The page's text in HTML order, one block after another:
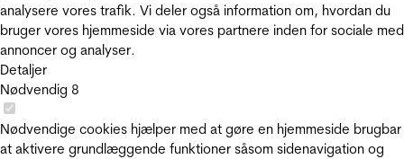
analysere vores trafik. Vi deler også information om, hvordan du
bruger vores hjemmeside via vores partnere inden for sociale
annoncer og analyser.
Detaljer
Nødvendig 8
Nødvendige cookies hjælper med at gøre en hjemmeside
at aktivere grundlæggende funktioner såsom sidenavigation og